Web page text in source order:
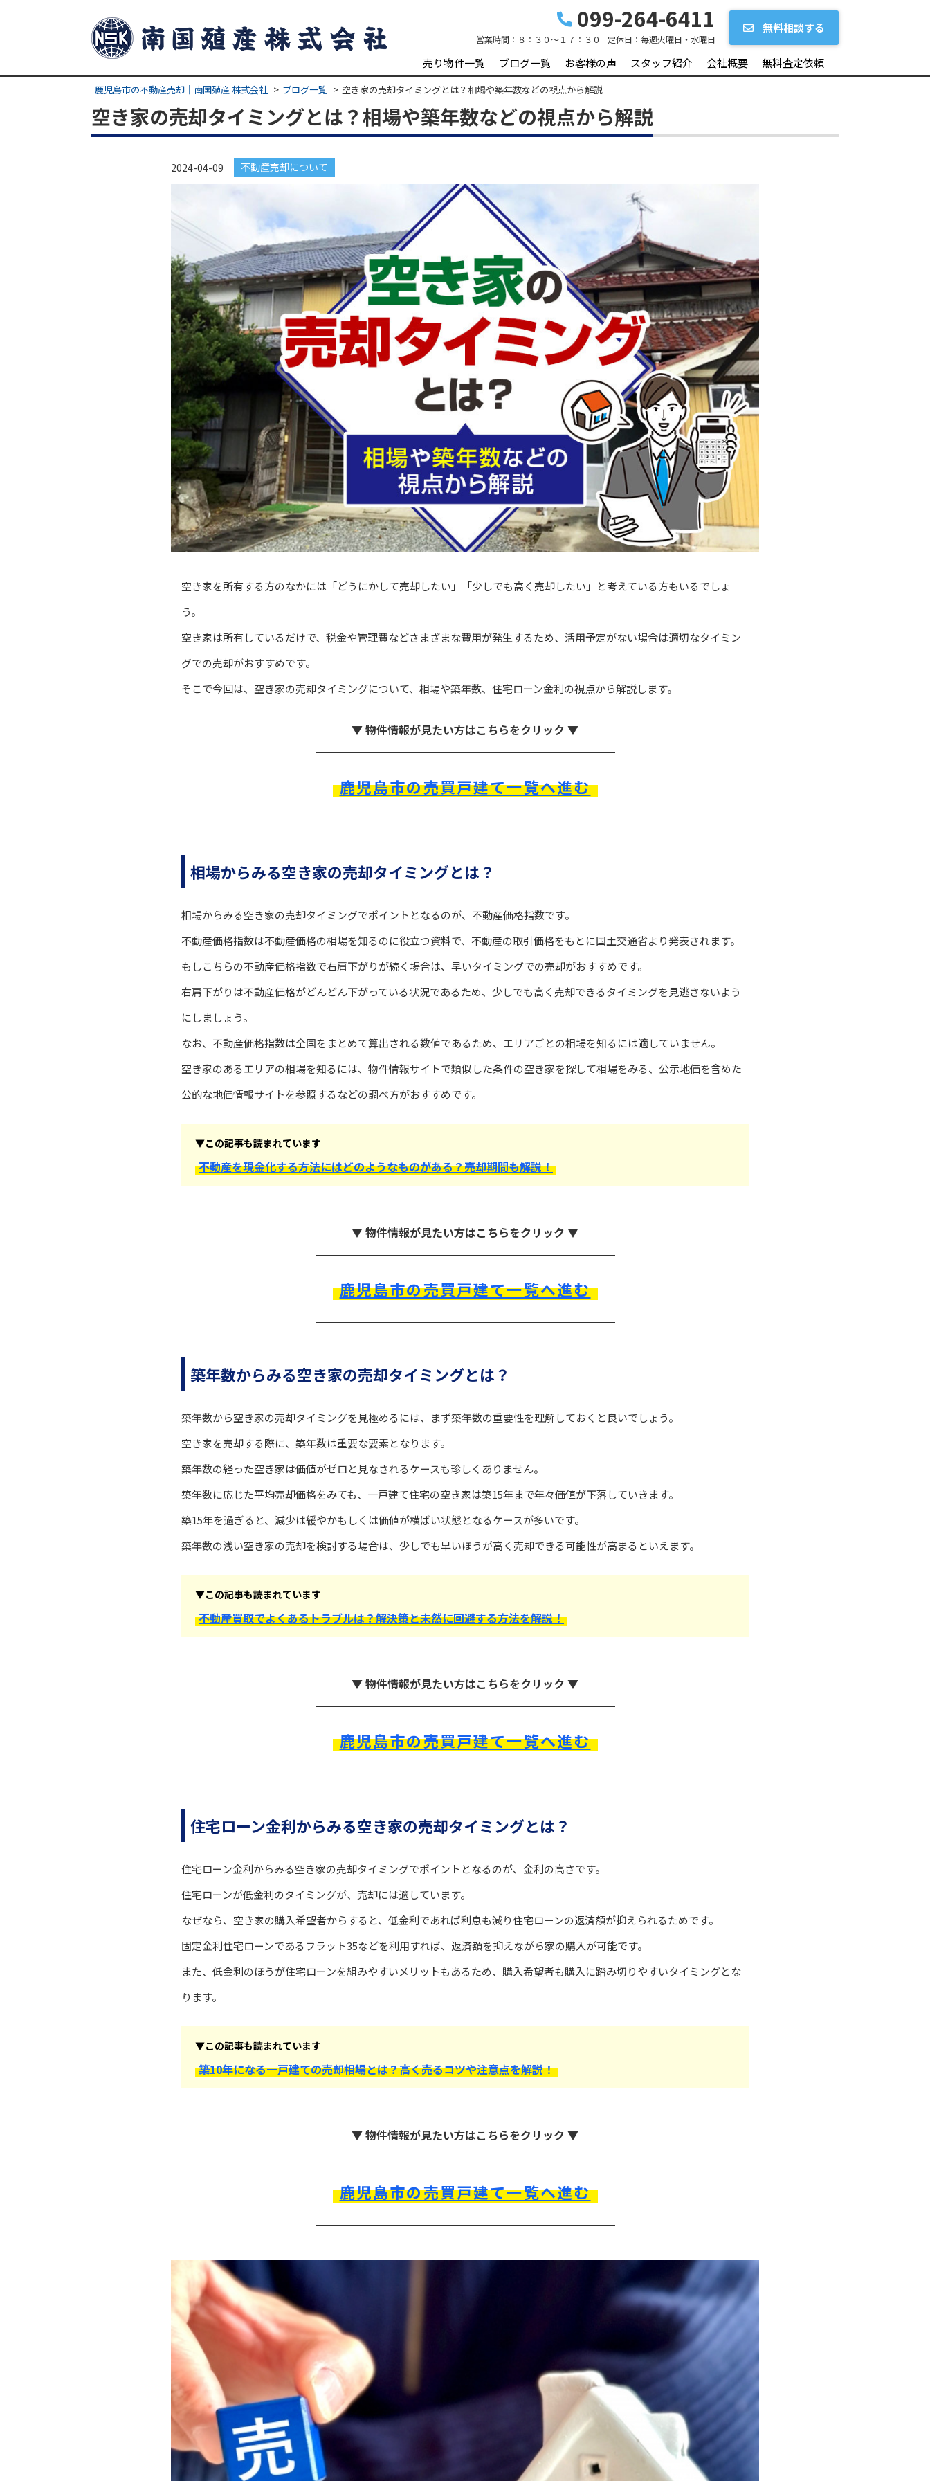
099-264-6411
営業時間： ８：３０～１７：３０ 定休日： 毎週火曜日・水曜日
無料相談する
売り物件一覧 ブログ一覧 お客様の声 スタッフ紹介 会社概要 無料査定依頼
鹿児島市の不動産売却｜南国殖産 株式会社 ブログ一覧 空き家の売却タイミングとは？相場や築年数などの視点から解説
空き家の売却タイミングとは？相場や築年数などの視点から解説
2024-04-09 不動産売却について
空き家を所有する方のなかには「どうにかして売却したい」「少しでも高く売却したい」と考えている方もいるでしょ
う。
空き家は所有しているだけで、税金や管理費などさまざまな費用が発生するため、活用予定がない場合は適切なタイミン
グでの売却がおすすめです。
そこで今回は、空き家の売却タイミングについて、相場や築年数、住宅ローン金利の視点から解説します。
▼ 物件情報が見たい方はこちらをクリック ▼
鹿児島市の売買戸建て一覧へ進む
相場からみる空き家の売却タイミングとは？
相場からみる空き家の売却タイミングでポイントとなるのが、不動産価格指数です。
不動産価格指数は不動産価格の相場を知るのに役立つ資料で、不動産の取引価格をもとに国土交通省より発表されます。
もしこちらの不動産価格指数で右肩下がりが続く場合は、早いタイミングでの売却がおすすめです。
右肩下がりは不動産価格がどんどん下がっている状況であるため、少しでも高く売却できるタイミングを見逃さないよう
にしましょう。
なお、不動産価格指数は全国をまとめて算出される数値であるため、エリアごとの相場を知るには適していません。
空き家のあるエリアの相場を知るには、物件情報サイトで類似した条件の空き家を探して相場をみる、公示地価を含めた
公的な地価情報サイトを参照するなどの調べ方がおすすめです。
▼この記事も読まれています
不動産を現金化する方法にはどのようなものがある？売却期間も解説！
▼ 物件情報が見たい方はこちらをクリック ▼
鹿児島市の売買戸建て一覧へ進む
築年数からみる空き家の売却タイミングとは？
築年数から空き家の売却タイミングを見極めるには、まず築年数の重要性を理解しておくと良いでしょう。
空き家を売却する際に、築年数は重要な要素となります。
築年数の経った空き家は価値がゼロと見なされるケースも珍しくありません。
築年数に応じた平均売却価格をみても、一戸建て住宅の空き家は築15年まで年々価値が下落していきます。
築15年を過ぎると、減少は緩やかもしくは価値が横ばい状態となるケースが多いです。
築年数の浅い空き家の売却を検討する場合は、少しでも早いほうが高く売却できる可能性が高まるといえます。
▼この記事も読まれています
不動産買取でよくあるトラブルは？解決策と未然に回避する方法を解説！
▼ 物件情報が見たい方はこちらをクリック ▼
鹿児島市の売買戸建て一覧へ進む
住宅ローン金利からみる空き家の売却タイミングとは？
住宅ローン金利からみる空き家の売却タイミングでポイントとなるのが、金利の高さです。
住宅ローンが低金利のタイミングが、売却には適しています。
なぜなら、空き家の購入希望者からすると、低金利であれば利息も減り住宅ローンの返済額が抑えられるためです。
固定金利住宅ローンであるフラット35などを利用すれば、返済額を抑えながら家の購入が可能です。
また、低金利のほうが住宅ローンを組みやすいメリットもあるため、購入希望者も購入に踏み切りやすいタイミングとな
ります。
▼この記事も読まれています
築10年になる一戸建ての売却相場とは？高く売るコツや注意点を解説！
▼ 物件情報が見たい方はこちらをクリック ▼
鹿児島市の売買戸建て一覧へ進む